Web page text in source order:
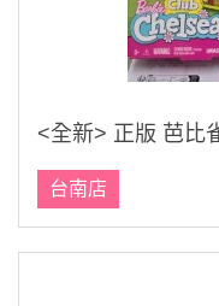
<全新> 正版 芭比
台南店